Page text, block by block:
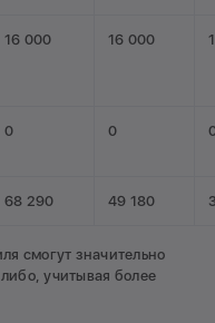
16 000 16 000
0 0
68 290 49 180
смогут значительно
учитывая более